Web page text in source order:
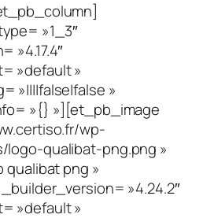
»1_3″
»4.17.4″
»default »
»||||false|false »
»{} »][et_pb_image
wp-
qualibat-png.png »
png »
»4.24.2″
»default »